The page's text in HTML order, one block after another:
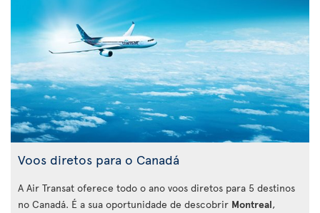
Voos diretos para o Canadá
A Air Transat oferece todo o ano voos diretos para 5 destinos
no Canadá. É a sua oportunidade de descobrir Montreal,